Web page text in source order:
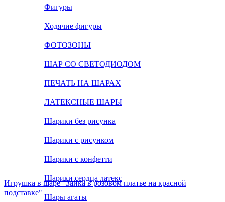
Фигуры
Ходячие фигуры
ФОТОЗОНЫ
ШАР СО СВЕТОДИОДОМ
ПЕЧАТЬ НА ШАРАХ
ЛАТЕКСНЫЕ ШАРЫ
Шарики без рисунка
Шарики с рисунком
Шарики с конфетти
Шарики сердца латекс
Шары агаты
Игрушка в шаре "Зайка в розовом платье на красной
подставке"